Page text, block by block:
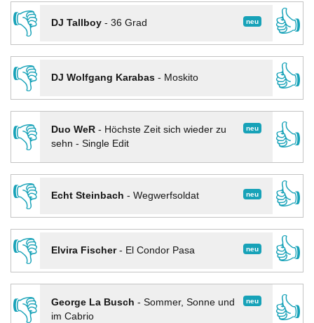
👎
neu
DJ Tallboy- 36 Grad
👍
👎
DJ Wolfgang Karabas- Moskito
👍
👎
neu
Duo WeR- Höchste Zeit sich wieder zu
sehn - Single Edit
👍
👎
neu
Echt Steinbach - Wegwerfsoldat
👍
👎
neu
Elvira Fischer- El Condor Pasa
👍
👎
neu
George La Busch - Sommer, Sonne und
im Cabrio
👍